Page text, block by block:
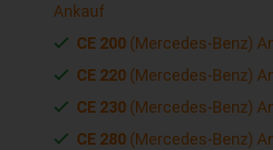
Ankauf
CE 200 (Mercedes-Benz)
CE 220 (Mercedes-Benz)
CE 230 (Mercedes-Benz)
CE 280 (Mercedes-Benz)